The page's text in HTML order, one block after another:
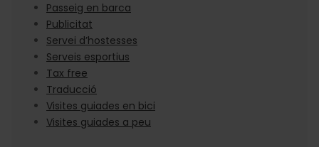
Passeig en barca
Publicitat
Servei d’hostesses
Serveis esportius
Tax free
Traducció
Visites guiades en bici
Visites guiades a peu